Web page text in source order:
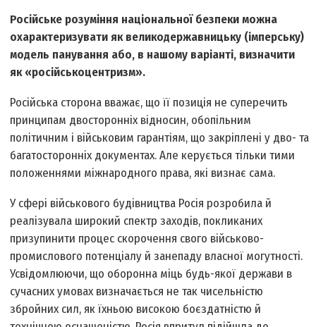
Російське розуміння національної безпеки можна
охарактеризувати як великодержавницьку (імперську)
модель панування або, в нашому варіанті, визначити
як «російськоцентризм».
Російська сторона вважає, що її позиція не суперечить
принципам двосторонніх відносин, обопільним
політичним і військовим гарантіям, що закріплені у дво- та
багатосторонніх документах. Але керується тільки тими
положеннями міжнародного права, які визнає сама.
У сфері військового будівництва Росія розробила й
реалізувала широкий спектр заходів, покликаних
призупинити процес скорочення свого військово-
промислового потенціалу й занепаду власної могутності.
Усвідомлюючи, що оборонна міць будь-якої держави в
сучасних умовах визначається не так чисельністю
збройних сил, як їхньою високою боєздатністю й